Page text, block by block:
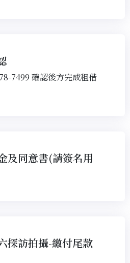
7499 確認後方完成租借
及同意書(請簽名用
探訪拍攝-繳付尾款